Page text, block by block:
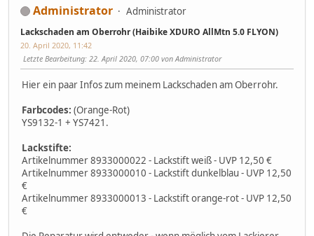
Administrator Administrator
Lackschaden am Oberrohr (Haibike XDURO AllMtn 5.0 FLYON)
20. April 2020, 11:42
Letzte Bearbeitung: 22. April 2020, 07:00 von Administrator
Hier ein paar Infos zum meinem Lackschaden am Oberrohr.
Farbcodes: (Orange-Rot)
YS9132-1 + YS7421.
Lackstifte:
Artikelnummer 8933000022 - Lackstift weiß - UVP 12,50 €
Artikelnummer 8933000010 - Lackstift dunkelblau - UVP 12,50
€
Artikelnummer 8933000013 - Lackstift orange-rot - UVP 12,50
€